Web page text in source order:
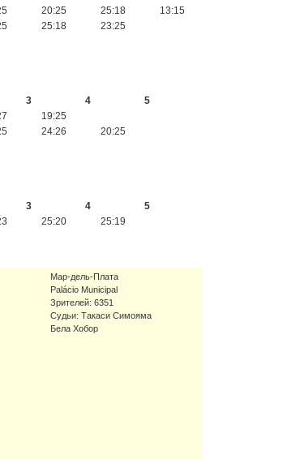
20:25 25:18
13:15
25:18 23:25
3 4
5
19:25
24:26 20:25
3 4
5
25:20 25:19
Мар-дель-Плата
Palácio Municipal
Зрителей: 6351
Судьи: Такаси Симояма
Бела Хобор